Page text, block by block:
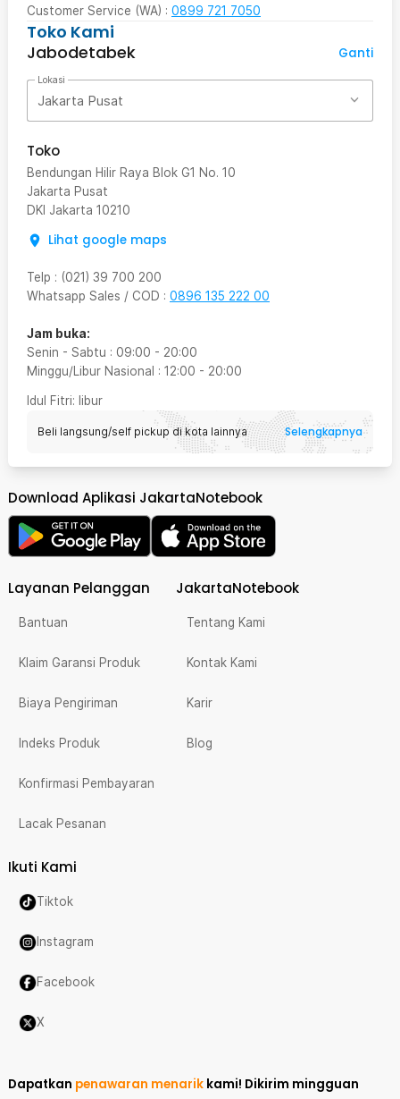
Customer Service (WA) : 0899 721 7050
Toko Kami
Jabodetabek
Ganti
Lokasi
Jakarta Pusat
Toko
Bendungan Hilir Raya Blok G1 No. 10
Jakarta Pusat
DKI Jakarta 10210
Lihat google maps
Telp : (021) 39 700 200
Whatsapp Sales / COD : 0896 135 222 00
Jam buka:
Senin - Sabtu : 09:00 - 20:00
Minggu/Libur Nasional : 12:00 - 20:00
Idul Fitri: libur
Beli langsung/self pickup di kota lainnya Selengkapnya
Download Aplikasi JakartaNotebook
Layanan Pelanggan
Bantuan
Klaim Garansi Produk
Biaya Pengiriman
Indeks Produk
Konfirmasi Pembayaran
Lacak Pesanan
JakartaNotebook
Tentang Kami
Kontak Kami
Karir
Blog
Ikuti Kami
Tiktok
Instagram
Facebook
X
Dapatkan penawaran menarik kami! Dikirim mingguan